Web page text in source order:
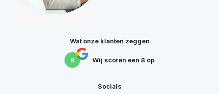
Wat onze klanten zeggen
8 Wij scoren een 8 op
Socials